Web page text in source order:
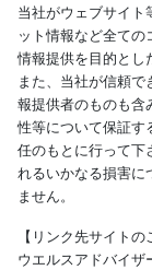
当社がウェブサイト
ット情報など全て
情報提供を目的とし
また、当社が信頼
報提供者のものも含
性等について保証す
任のもとに行って下
れるいかなる損害に
ません。
【リンク先サイトの
ウエルスアドバイザ